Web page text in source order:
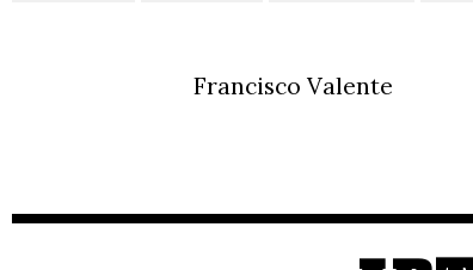
Francisco Valente